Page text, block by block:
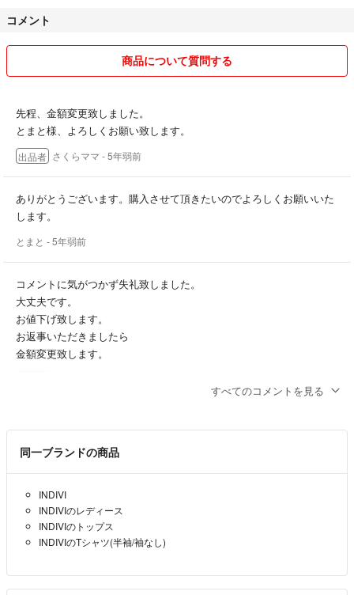
コメント
商品について質問する
先程、金額変更致しました。
とまと様、よろしくお願い致します。
出品者 さくらママ - 5年弱前
ありがとうございます。購入させて頂きたいのでよろしくお願いいた
します。
とまと - 5年弱前
コメントに気がつかず失礼致しました。
大丈夫です。
お値下げ致します。
お返事いただきましたら
金額変更致します。
よろしければご検討お願いいたします。
せっかくコメントいただいたのに
返信が遅くなり、大変申し訳ありませんでした。
身幅が約57.58㎝位です。
すべてのコメントを見る
同一ブランドの商品
INDIVI
INDIVIのレディース
INDIVIのトップス
INDIVIのTシャツ(半袖/袖なし)